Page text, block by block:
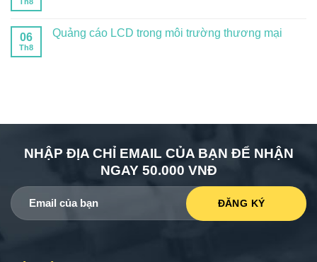
06
Th8
Quảng cáo LCD trong môi trường thương mại
NHẬP ĐỊA CHỈ EMAIL CỦA BẠN ĐỂ NHẬN
NGAY 50.000 VNĐ